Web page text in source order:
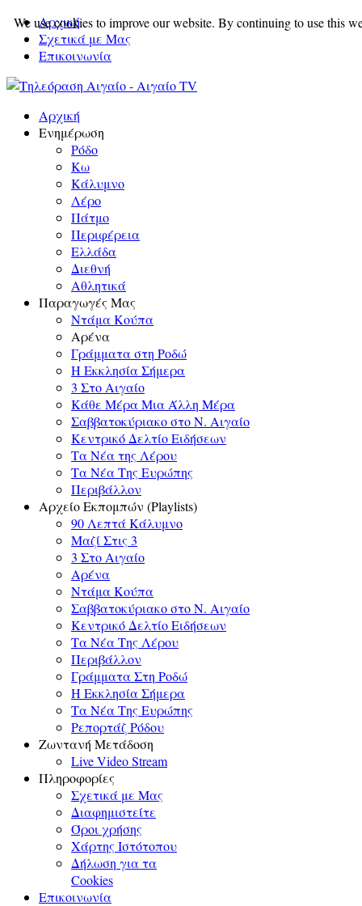
Αρχική
Σχετικά με Μας
Επικοινωνία
Αρχική
Ενημέρωση
Ρόδο
Κω
Κάλυμνο
Λέρο
Πάτμο
Περιφέρεια
Ελλάδα
Διεθνή
Αθλητικά
Παραγωγές Μας
Ντάμα Κούπα
Αρένα
Γράμματα στη Ροδώ
Η Εκκλησία Σήμερα
3 Στο Αιγαίο
Κάθε Μέρα Μια Άλλη Μέρα
Σαββατοκύριακο στο Ν. Αιγαίο
Κεντρικό Δελτίο Ειδήσεων
Τα Νέα της Λέρου
Τα Νέα Της Ευρώπης
Περιβάλλον
Αρχείο Εκπομπών (Playlists)
90 Λεπτά Κάλυμνο
Μαζί Στις 3
3 Στο Αιγαίο
Αρένα
Ντάμα Κούπα
Σαββατοκύριακο στο Ν. Αιγαίο
Κεντρικό Δελτίο Ειδήσεων
Τα Νέα Της Λέρου
Περιβάλλον
Γράμματα Στη Ροδώ
Η Εκκλησία Σήμερα
Τα Νέα Της Ευρώπης
Ρεπορτάζ Ρόδου
Ζωντανή Μετάδοση
Live Video Stream
Πληροφορίες
Σχετικά με Μας
Διαφημιστείτε
Όροι χρήσης
Χάρτης Ιστότοπου
Δήλωση για τα
Cookies
Επικοινωνία
We use cookies to improve our website. By continuing to use this